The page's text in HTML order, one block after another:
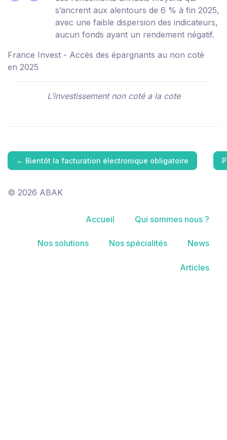
s’ancrent aux alentours de 6 % à fin 2025,
avec une faible dispersion des indicateurs,
aucun fonds ayant un rendement négatif.
France Invest - Accès des épargnants au non coté
en 2025
L’investissement non coté a la cote
← Bientôt la facturation électronique obligatoire
© 2026 ABAK
Accueil Qui sommes nous ?
Nos solutions Nos spécialités News
Articles